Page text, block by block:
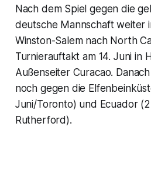
Nach dem Spiel gegen die
deutsche Mannschaft weiter
Winston-Salem nach North
Turnierauftakt am 14. Juni in
Außenseiter Curacao.
noch gegen die
Juni/Toronto) und Ecuador
Rutherford).